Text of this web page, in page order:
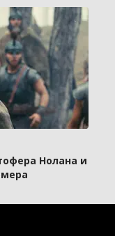
Нолана и